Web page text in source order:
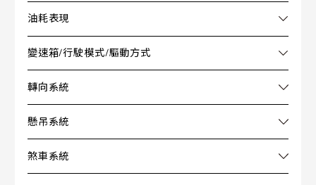
油耗表現
變速箱/行駛模式/驅動方式
轉向系統
懸吊系統
煞車系統